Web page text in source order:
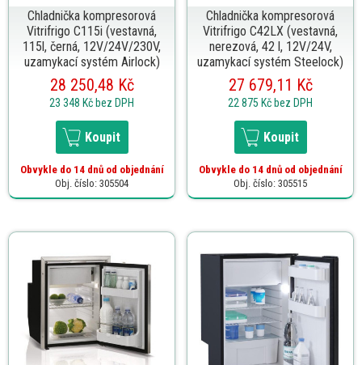
Chladnička kompresorová
Vitrifrigo C115i (vestavná,
115l, černá, 12V/24V/230V,
uzamykací systém Airlock)
28 250,48 Kč
23 348 Kč bez DPH
Koupit
Obvykle do 14 dnů od objednání
Obj. číslo: 305504
Chladnička kompresorová
Vitrifrigo C42LX (vestavná,
nerezová, 42 l, 12V/24V,
uzamykací systém Steelock)
27 679,11 Kč
22 875 Kč bez DPH
Koupit
Obvykle do 14 dnů od objednání
Obj. číslo: 305515